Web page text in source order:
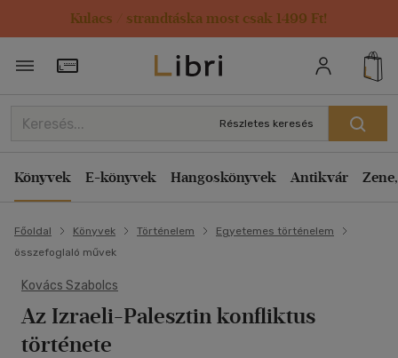
Kulacs / strandtáska most csak 1499 Ft!
Törzsvásárlói Kártya adatai
Részletes keresés
Könyvek E-könyvek Hangoskönyvek Antikvár
Főoldal Könyvek Történelem
Egyetemes történelem
összefoglaló művek
Kovács Szabolcs
Az Izraeli-Palesztin konfliktus
története